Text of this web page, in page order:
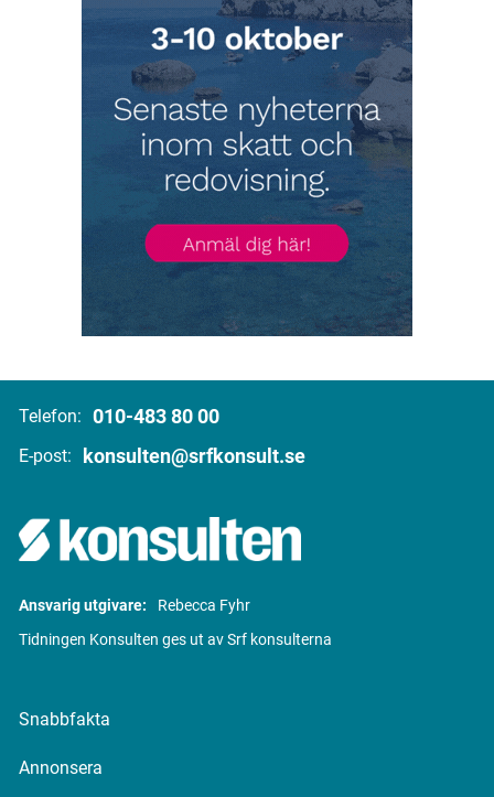
Telefon: 010-483 80 00
E-post: konsulten@srfkonsult.se
Ansvarig utgivare:
Rebecca Fyhr
Tidningen Konsulten ges ut av Srf konsulterna
Snabbfakta
Annonsera